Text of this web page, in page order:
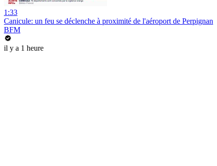
1:33
Canicule: un feu se déclenche à proximité de l'aéroport de Perpignan
BFM
il y a 1 heure